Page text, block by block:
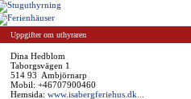
Uppgifter om uthyraren
Dina Hedblom
Taborgsvägen 1
514 93 Ambjörnarp
Mobil: +46707900460
Hemsida: www.isabergferiehus.dk...